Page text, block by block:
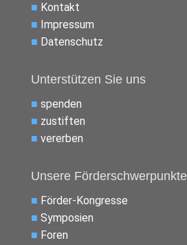
■ Kontakt
■ Impressum
■ Datenschutz
Unterstützen Sie uns
■ spenden
■ zustiften
■ vererben
Unsere Förderschwerpunkte
■ Förder-Kongresse
■ Symposien
■ Foren